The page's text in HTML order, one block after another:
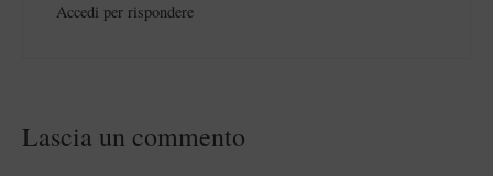
Accedi per rispondere
Lascia un commento